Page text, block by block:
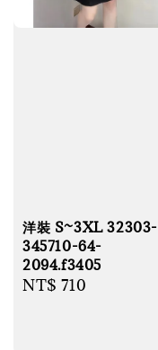
洋裝 S~3XL 32303-
345710-64-
2094.f3405
Regular
NT$ 710